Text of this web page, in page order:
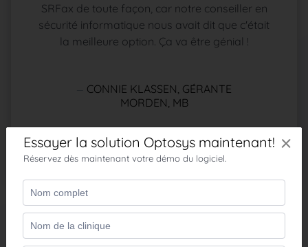
×
SRFax de toute façon, car notre conseiller en
sécurité informatique nous avait dit que c'était
la meilleure option. Ça va être génial !
CONNIE KLASSEN, GÉRANTE
MORDEN, MB
Nos solutions vedettes